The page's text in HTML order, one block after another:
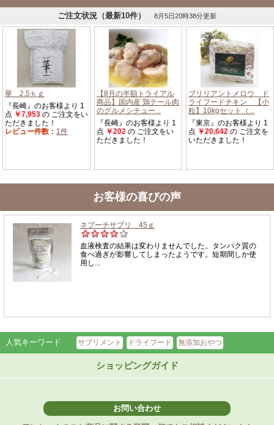
お客様の喜びの声
人気キーワード サプリメント ドライフード 無添加おやつ
ショッピングガイド
お問い合わせ